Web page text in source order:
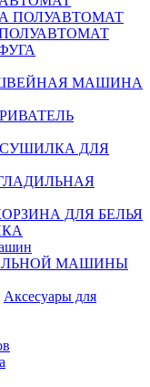
МАШИНА
СУШИЛКА ДЛЯ
ДЛЯ БЕЛЬЯ
МАШИНЫ
Аксесуары для